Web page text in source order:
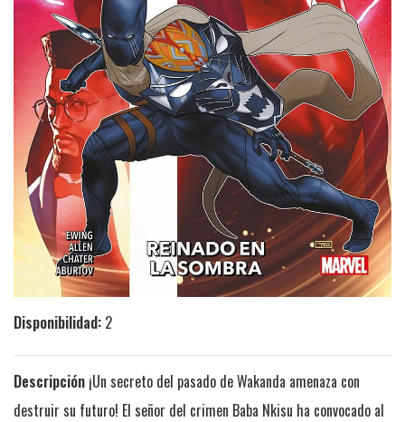
Disponibilidad: 2
Descripción ¡Un secreto del pasado de Wakanda amenaza con
destruir su futuro! El señor del crimen Baba Nkisu ha convocado al